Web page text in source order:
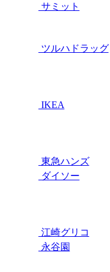
サミット
ツルハドラッグ
IKEA
東急ハンズ
ダイソー
江崎グリコ
永谷園